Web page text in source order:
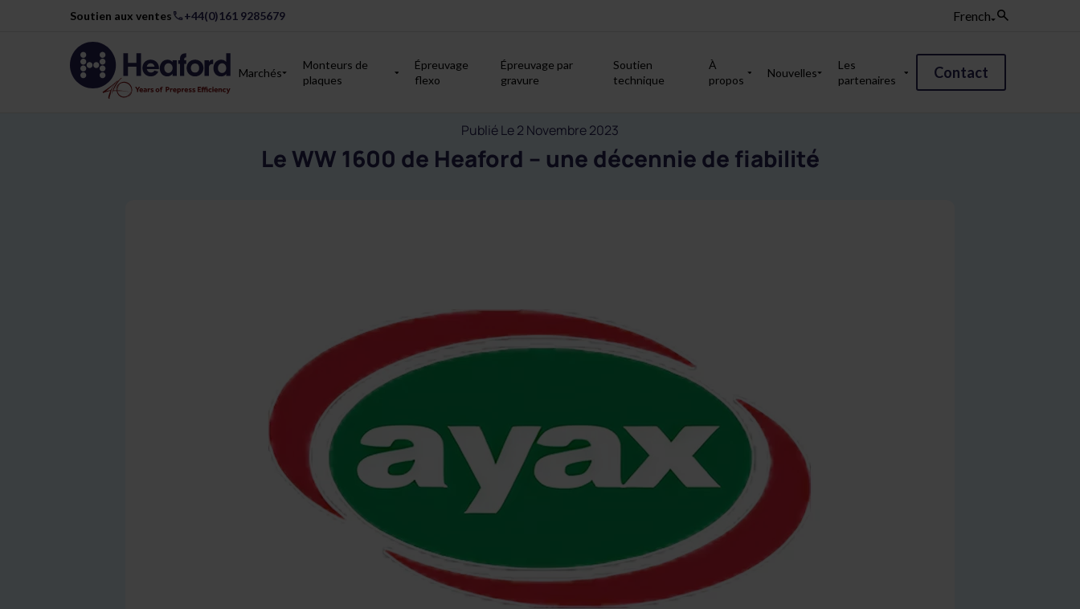
Soutien aux ventes +44(0)161 9285679 French
Marchés
Monteurs de
plaques
Épreuvage
flexo
Épreuvage par
gravure
Soutien
technique
À
propos
Nouvelles
Les
partenaires
Contact
Publié Le 2 Novembre 2023
Le WW 1600 de Heaford – une décennie de fiabilité